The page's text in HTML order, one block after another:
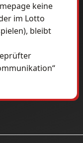
keine
im Lotto
bleibt